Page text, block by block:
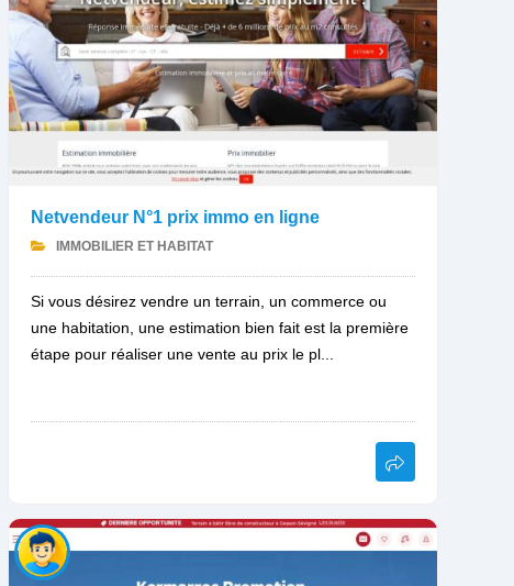
Netvendeur N°1 prix immo en ligne
IMMOBILIER ET HABITAT
Si vous désirez vendre un terrain, un commerce ou
une habitation, une estimation bien fait est la première
étape pour réaliser une vente au prix le pl...